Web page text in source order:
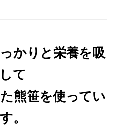
かりと栄養を吸
て
熊笹を使ってい
。